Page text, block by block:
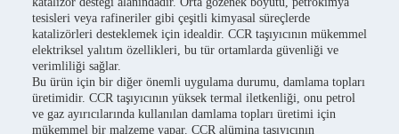
tesisleri veya rafineriler gibi çeşitli kimyasal süreçlerde
katalizörleri desteklemek için idealdir. CCR taşıyıcının mükemmel
elektriksel yalıtım özellikleri, bu tür ortamlarda güvenliği ve
verimliliği sağlar.
Bu ürün için bir diğer önemli uygulama durumu, damlama topları
üretimidir. CCR taşıyıcının yüksek termal iletkenliği, onu petrol
ve gaz ayırıcılarında kullanılan damlama topları üretimi için
mükemmel bir malzeme yapar. CCR alümina taşıyıcının